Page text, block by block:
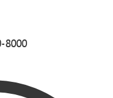
8000